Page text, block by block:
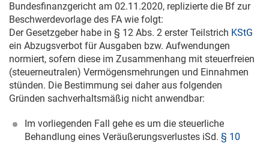
Bundesfinanzgericht am 02.11.2020, replizierte die Bf zur
Beschwerdevorlage des FA wie folgt:
Der Gesetzgeber habe in § 12 Abs. 2 erster Teilstrich KStG
ein Abzugsverbot für Ausgaben bzw. Aufwendungen
normiert, sofern diese im Zusammenhang mit steuerfreien
(steuerneutralen) Vermögensmehrungen und Einnahmen
stünden. Die Bestimmung sei daher aus folgenden
Gründen sachverhaltsmäßig nicht anwendbar:
Im vorliegenden Fall gehe es um die steuerliche
Behandlung eines Veräußerungsverlustes iSd. § 10